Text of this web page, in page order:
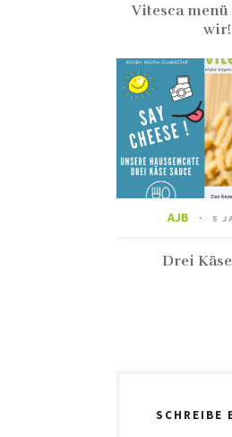
Vitesca menü
wir!
AJB 5
Drei
SCHREIBE